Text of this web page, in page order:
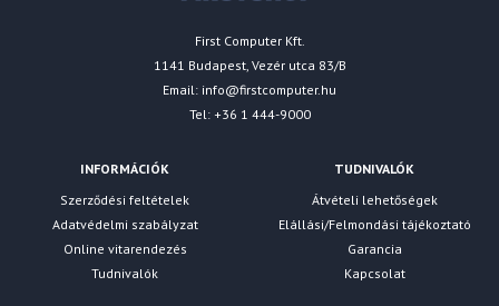
First Computer Kft.
1141 Budapest, Vezér utca 83/B
Email: info@firstcomputer.hu
Tel: +36 1 444-9000
INFORMÁCIÓK
Szerződési feltételek
Adatvédelmi szabályzat
Online vitarendezés
Tudnivalók
TUDNIVALÓK
Átvételi lehetőségek
Elállási/Felmondási tájékoztató
Garancia
Kapcsolat